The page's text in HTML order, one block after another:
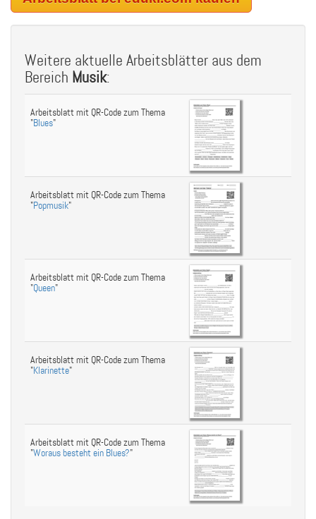
Weitere aktuelle Arbeitsblätter aus dem
Bereich Musik:
Arbeitsblatt mit QR-Code zum Thema
"Blues"
Arbeitsblatt mit QR-Code zum Thema
"Popmusik"
Arbeitsblatt mit QR-Code zum Thema
"Queen"
Arbeitsblatt mit QR-Code zum Thema
"Klarinette"
Arbeitsblatt mit QR-Code zum Thema
"Woraus besteht ein Blues?"